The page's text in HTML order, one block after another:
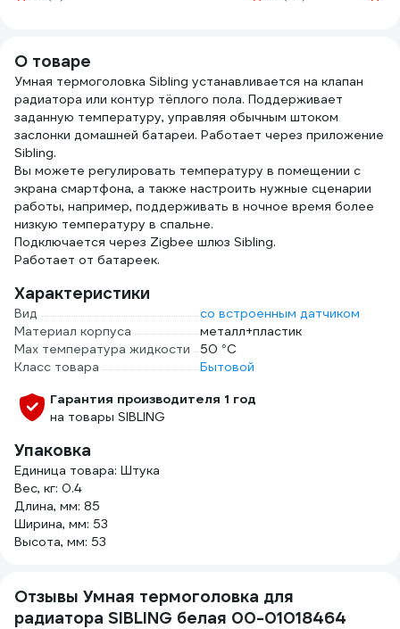
О товаре
Умная термоголовка Sibling устанавливается на клапан
радиатора или контур тёплого пола. Поддерживает
заданную температуру, управляя обычным штоком
заслонки домашней батареи. Работает через приложение
Sibling.
Вы можете регулировать температуру в помещении с
экрана смартфона, а также настроить нужные сценарии
работы, например, поддерживать в ночное время более
низкую температуру в спальне.
Подключается через Zigbee шлюз Sibling.
Работает от батареек.
Характеристики
Вид
со встроенным датчиком
Материал корпуса
металл+пластик
Max температура жидкости
50 °С
Класс товара
Бытовой
Гарантия производителя 1 год
на товары SIBLING
Упаковка
Единица товара: Штука
Вес, кг: 0.4
Длина, мм: 85
Ширина, мм: 53
Высота, мм: 53
Отзывы Умная термоголовка для
радиатора SIBLING белая 00-01018464